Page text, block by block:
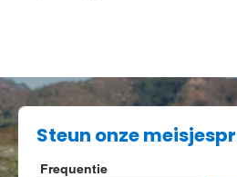
Steun onze
Frequentie